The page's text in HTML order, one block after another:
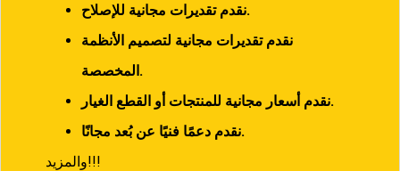
نقدم تقديرات مجانية للإصلاح.
نقدم تقديرات مجانية لتصميم الأنظمة
المخصصة.
نقدم أسعار مجانية للمنتجات أو القطع الغيار.
نقدم دعمًا فنيًا عن بُعد مجانًا.
والمزيد!!!